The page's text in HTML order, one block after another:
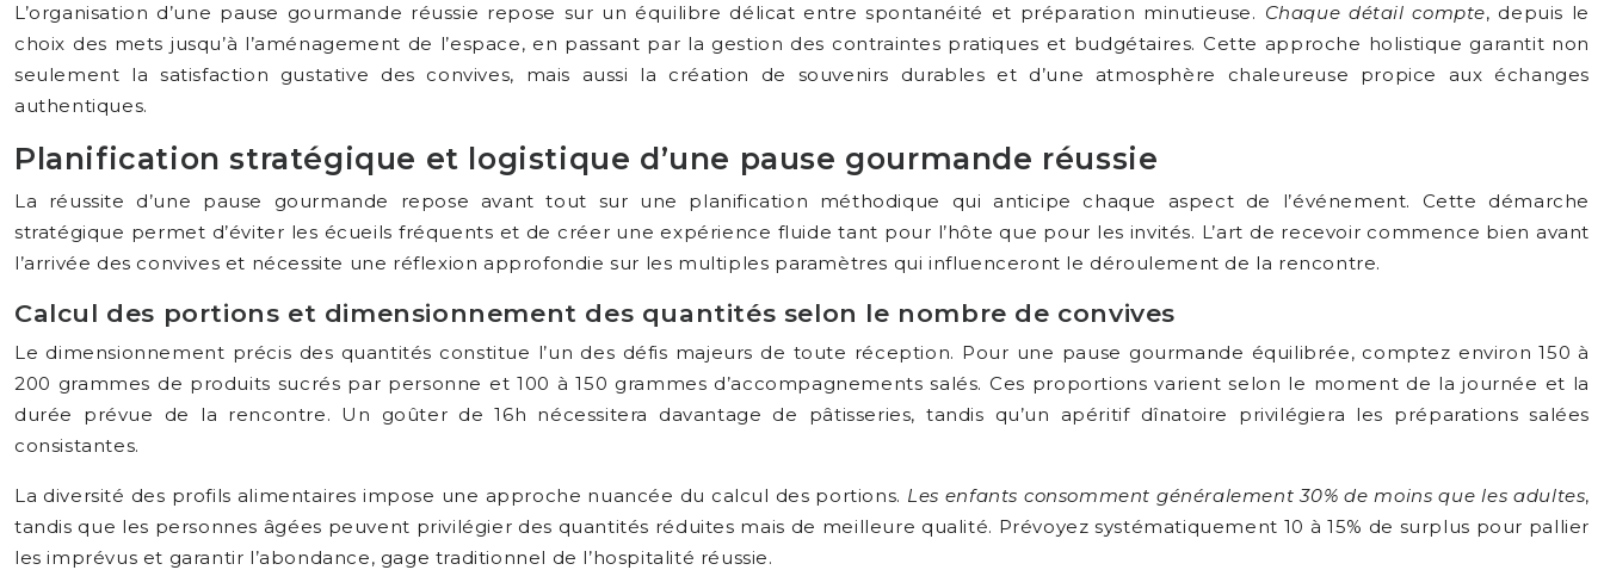
L’organisation d’une pause gourmande réussie repose sur un équilibre délicat entre spontanéité et préparation minutieuse. Chaque détail compte, depuis le
choix des mets jusqu’à l’aménagement de l’espace, en passant par la gestion des contraintes pratiques et budgétaires. Cette approche holistique garantit non
seulement la satisfaction gustative des convives, mais aussi la création de souvenirs durables et d’une atmosphère chaleureuse propice aux échanges
authentiques.
Planification stratégique et logistique d’une pause gourmande réussie
La réussite d’une pause gourmande repose avant tout sur une planification méthodique qui anticipe chaque aspect de l’événement. Cette démarche
stratégique permet d’éviter les écueils fréquents et de créer une expérience fluide tant pour l’hôte que pour les invités. L’art de recevoir commence bien avant
l’arrivée des convives et nécessite une réflexion approfondie sur les multiples paramètres qui influenceront le déroulement de la rencontre.
Calcul des portions et dimensionnement des quantités selon le nombre de convives
Le dimensionnement précis des quantités constitue l’un des défis majeurs de toute réception. Pour une pause gourmande équilibrée, comptez environ 150 à
200 grammes de produits sucrés par personne et 100 à 150 grammes d’accompagnements salés. Ces proportions varient selon le moment de la journée et la
durée prévue de la rencontre. Un goûter de 16h nécessitera davantage de pâtisseries, tandis qu’un apéritif dînatoire privilégiera les préparations salées
consistantes.
La diversité des profils alimentaires impose une approche nuancée du calcul des portions. Les enfants consomment généralement 30% de moins que les adultes,
tandis que les personnes âgées peuvent privilégier des quantités réduites mais de meilleure qualité. Prévoyez systématiquement 10 à 15% de surplus pour pallier
les imprévus et garantir l’abondance, gage traditionnel de l’hospitalité réussie.